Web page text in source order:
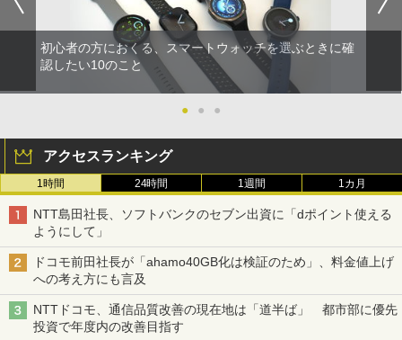
初心者の方におくる、スマートウォッチを選ぶときに確
認したい10のこと
● ● ●
アクセスランキング
1時間 24時間 1週間 1カ月
NTT島田社長、ソフトバンクのセブン出資に「dポイント使える
ようにして」
ドコモ前田社長が「ahamo40GB化は検証のため」、料金値上げ
への考え方にも言及
NTTドコモ、通信品質改善の現在地は「道半ば」 都市部に優先
投資で年度内の改善目指す